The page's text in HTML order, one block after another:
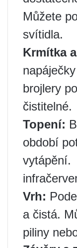
Můžete
svítidla.
Krmítka
brojlery
čistitelné. ️
Topení:
období
vytápění.
Vrh:
a čistá.
piliny